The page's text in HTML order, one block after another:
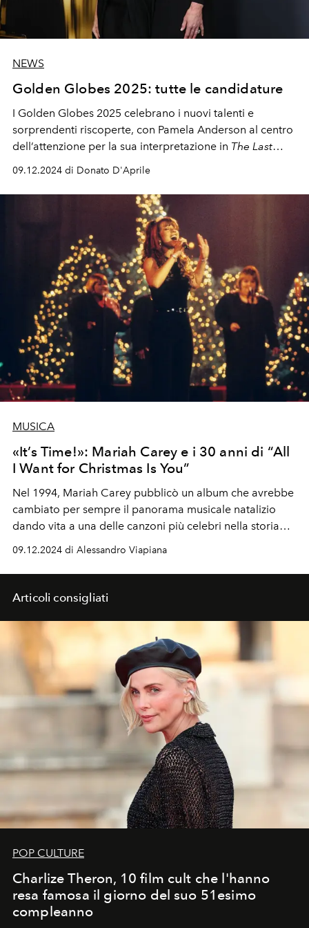
NEWS
Golden Globes 2025: tutte le candidature
I Golden Globes 2025 celebrano i nuovi talenti e
sorprendenti riscoperte, con Pamela Anderson al centro
dell’attenzione per la sua interpretazione in The Last
. Tra cinema e televisione, scopri i protagonisti
di un’edizione che (senza alcun dubbio) farà la storia.
09.12.2024 di Donato D'Aprile
MUSICA
«It’s Time!»: Mariah Carey e i 30 anni di “All
I Want for Christmas Is You”
Nel 1994, Mariah Carey pubblicò un album che avrebbe
cambiato per sempre il panorama musicale natalizio
dando vita a una delle canzoni più celebri nella storia
della musica pop. Diventata simbolo stesso del Natale,
"All I Want for Christmas Is You" risuona ogni anno in
milioni di case, negozi, stazioni radio e piattaforme di
streaming.
09.12.2024 di Alessandro Viapiana
Articoli consigliati
POP CULTURE
Charlize Theron, 10 film cult che l'hanno
resa famosa il giorno del suo 51esimo
compleanno